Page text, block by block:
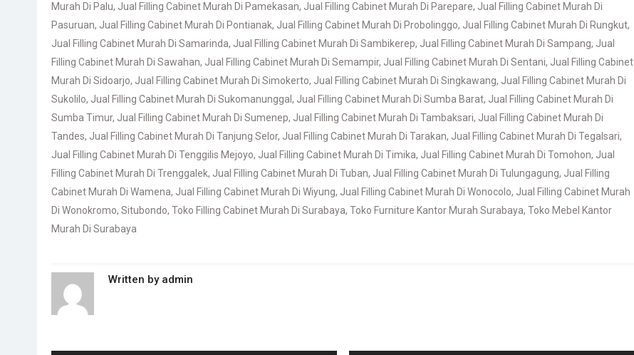
Murah Di Palu, Jual Filling Cabinet Murah Di Pamekasan, Jual Filling Cabinet Murah Di Parepare, Jual Filling Cabinet Murah Di
Pasuruan, Jual Filling Cabinet Murah Di Pontianak, Jual Filling Cabinet Murah Di Probolinggo, Jual Filling Cabinet Murah Di Rungkut,
Jual Filling Cabinet Murah Di Samarinda, Jual Filling Cabinet Murah Di Sambikerep, Jual Filling Cabinet Murah Di Sampang, Jual
Filling Cabinet Murah Di Sawahan, Jual Filling Cabinet Murah Di Semampir, Jual Filling Cabinet Murah Di Sentani, Jual Filling Cabinet
Murah Di Sidoarjo, Jual Filling Cabinet Murah Di Simokerto, Jual Filling Cabinet Murah Di Singkawang, Jual Filling Cabinet Murah Di
Sukolilo, Jual Filling Cabinet Murah Di Sukomanunggal , Jual Filling Cabinet Murah Di Sumba Barat, Jual Filling Cabinet Murah Di
Sumba Timur, Jual Filling Cabinet Murah Di Sumenep, Jual Filling Cabinet Murah Di Tambaksari, Jual Filling Cabinet Murah Di
Tandes, Jual Filling Cabinet Murah Di Tanjung Selor, Jual Filling Cabinet Murah Di Tarakan, Jual Filling Cabinet Murah Di Tegalsari,
Jual Filling Cabinet Murah Di Tenggilis Mejoyo, Jual Filling Cabinet Murah Di Timika, Jual Filling Cabinet Murah Di Tomohon, Jual
Filling Cabinet Murah Di Trenggalek, Jual Filling Cabinet Murah Di Tuban, Jual Filling Cabinet Murah Di Tulungagung, Jual Filling
Cabinet Murah Di Wamena, Jual Filling Cabinet Murah Di Wiyung, Jual Filling Cabinet Murah Di Wonocolo, Jual Filling Cabinet Murah
Di Wonokromo, Situbondo, Toko Filling Cabinet Murah Di Surabaya, Toko Furniture Kantor Murah Surabaya, Toko Mebel Kantor
Murah Di Surabaya
Written by admin